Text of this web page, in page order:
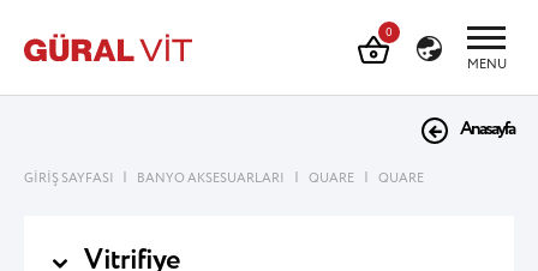
MENU
0
GİRİŞ SAYFASI | BANYO AKSESUARLARI | QUARE | QUARE
Anasayfa
Vitrifiye